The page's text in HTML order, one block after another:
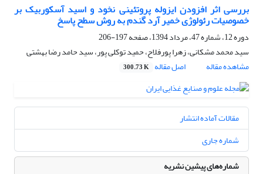
بررسی اثر افزودن ایزوله پروتئینی نخود و اسید آسکوربیک بر
خصوصیات رئولوژی خمیر آرد گندم به روش سطح پاسخ
دوره 12، شماره 47، مرداد 1394، صفحه
197-206
سید محمد مشکانی، زهرا پورفلاح، حمید توکلی پور، سید حامد رضا بهشتی
مشاهده مقاله
اصل مقاله 300.73 K
مقالات آماده انتشار
شماره جاری
شماره‌های پیشین نشریه